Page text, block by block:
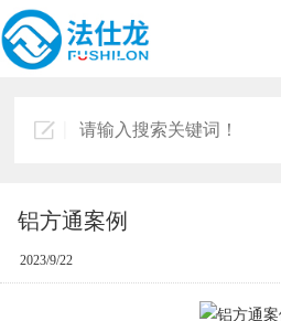
铝方通案例
2023/9/22